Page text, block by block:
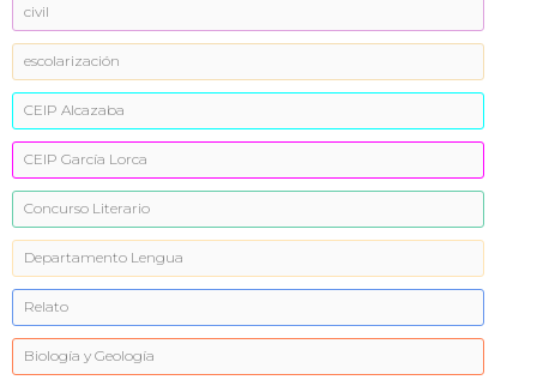
civil
escolarización
CEIP Alcazaba
CEIP García Lorca
Concurso Literario
Departamento Lengua
Relato
Biología y Geología